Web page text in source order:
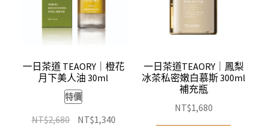
一日茶道 TEAORY｜橙花
月下美人油 30ml
特價
NT$2,680 原NT$1,340目
一日茶道TEAORY｜鳳梨
冰茶私密嫩白慕斯 300ml
補充瓶
NT$1,680